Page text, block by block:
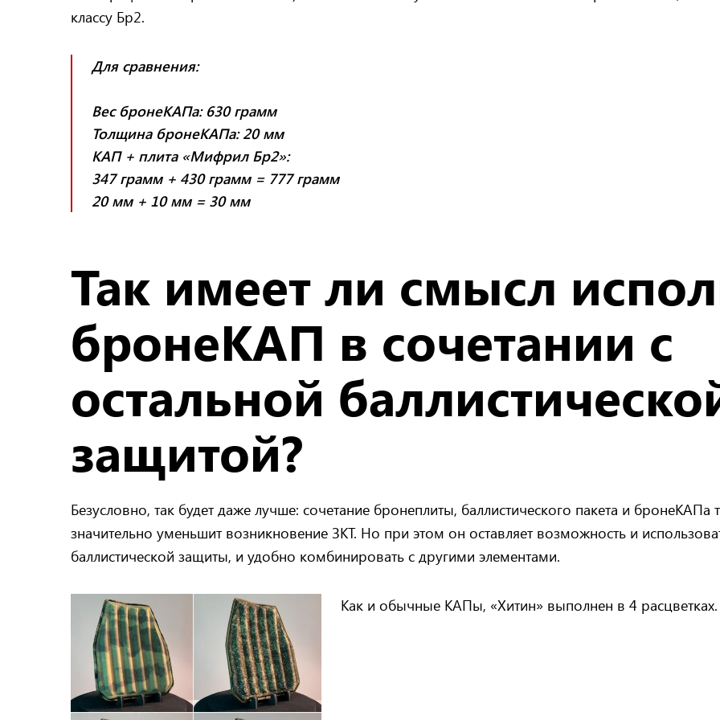
классу Бр2.
Для сравнения:
Вес бронеКАПа: 630 грамм
Толщина бронеКАПа: 20 мм
КАП + плита «Мифрил Бр2»:
347 грамм + 430 грамм = 777 грамм
20 мм + 10 мм = 30 мм
Так имеет ли смысл
бронеКАП в сочетании с
остальной
защитой?
Безусловно, так будет даже лучше: сочетание бронеплиты, баллистического пакета и бронеКАПа
значительно уменьшит возникновение ЗКТ. Но при этом он оставляет возможность и
баллистической защиты, и удобно комбинировать с другими элементами.
Как и обычные КАПы, «Хитин» выполнен в 4 расцветках.